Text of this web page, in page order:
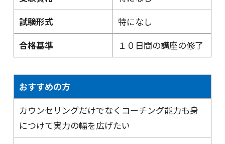
試験形式
特になし
合格基準
１０日間の講座の修了
おすすめの方
カウンセリングだけでなくコーチング能力も身
につけて実力の幅を広げたい